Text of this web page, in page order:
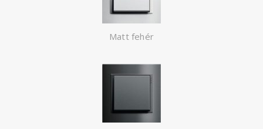
Matt fehér